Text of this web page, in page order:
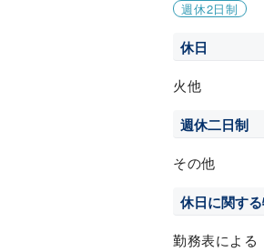
週休2日制
休日
火他
週休二日制
その他
休日に関す
勤務表による